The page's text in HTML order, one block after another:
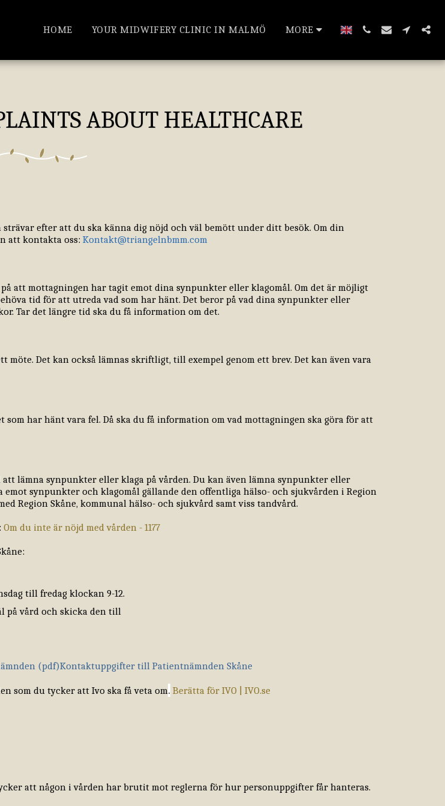
HOME YOUR MIDWIFERY CLINIC IN MALMÖ MORE
ABOUT HEALTHCARE
efter att du ska känna dig nöjd och väl bemött under ditt besök. Om din
att kontakta oss: Kontakt@triangelnbmm.com
att mottagningen har tagit emot dina synpunkter eller klagomål. Om det är möjligt
tid för att utreda vad som har hänt. Det beror på vad dina synpunkter eller
Tar det längre tid ska du få information om det.
Det kan också lämnas skriftligt, till exempel genom ett brev. Det kan även vara
har hänt vara fel. Då ska du få information om vad mottagningen ska göra för att
lämna synpunkter eller klaga på vården. Du kan även lämna synpunkter eller
synpunkter och klagomål gällande den offentliga hälso- och sjukvården i Region
Region Skåne, kommunal hälso- och sjukvård samt viss tandvård.
Om du inte är nöjd med vården - 1177
till fredag klockan 9-12.
på vård och skicka den till
(pdf)Kontaktuppgifter till Patientnämnden Skåne
som du tycker att Ivo ska få veta om. Berätta för IVO | IVO.se
att någon i vården har brutit mot reglerna för hur personuppgifter får hanteras.